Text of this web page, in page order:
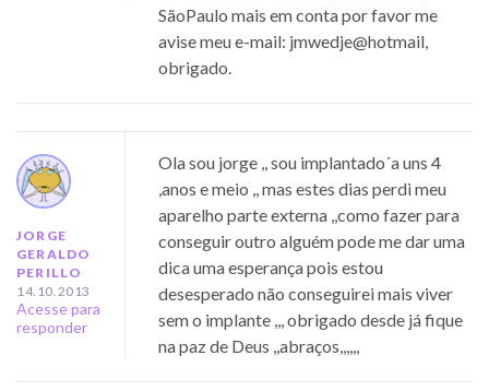
SãoPaulo mais em conta por favor me
avise meu e-mail: jmwedje@hotmail,
obrigado.
JORGE
GERALDO
PERILLO
14.10.2013
Acesse para
responder
Ola sou jorge ,, sou implantado´a uns 4
,anos e meio ,, mas estes dias perdi meu
aparelho parte externa ,,como fazer para
conseguir outro alguém pode me dar uma
dica uma esperança pois estou
desesperado não conseguirei mais viver
sem o implante ,,, obrigado desde já fique
na paz de Deus ,,abraços,,,,,,